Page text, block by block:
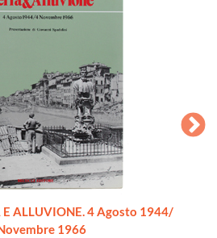
E ALLUVIONE. 4 Agosto 1944/
1966